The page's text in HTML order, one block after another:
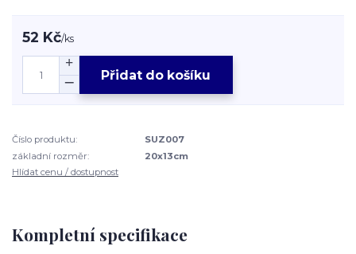
52 Kč/ks
Přidat do košíku
Číslo produktu:
SUZ007
základní rozměr:
20x13cm
Hlídat cenu / dostupnost
Kompletní specifikace